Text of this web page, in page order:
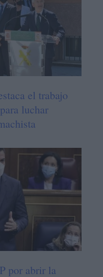
el trabajo
luchar
por abrir la